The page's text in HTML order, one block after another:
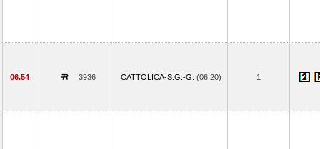
06.54 3936 CATTOLICA-S.G.-G. (06.20) 1